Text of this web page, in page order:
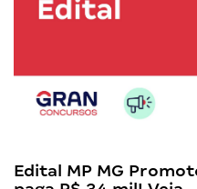
Edital MP MG